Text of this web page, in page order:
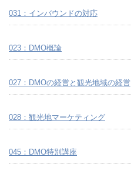
031：インバウンドの対応
023：DMO概論
027：DMOの経営と観光地域の経営
028：観光地マーケティング
045：DMO特別講座